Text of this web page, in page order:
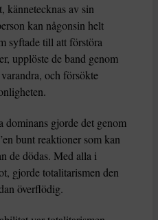
kännetecknas av sin
kan någonsin helt
syftade till att förstöra
upplöste de band genom
och försökte
dominans gjorde det genom
bunt reaktioner som kan
de dödas. Med alla i
gjorde totalitarismen den
överflödig.